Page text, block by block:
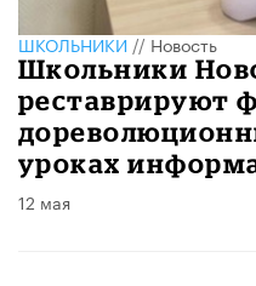
ШКОЛЬНИКИ//Новость
Школьники
реставрируют
уроках
12 мая